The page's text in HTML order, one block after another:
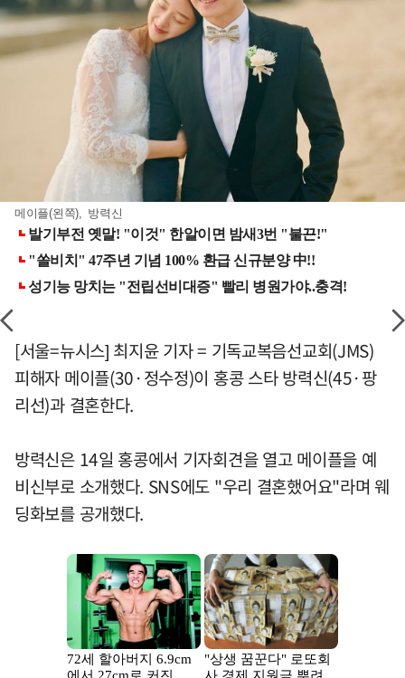
메이플(왼쪽), 방력신
[서울=뉴시스] 최지윤 기자 = 기독교복음선교회(JMS)
피해자 메이플(30·정수정)이 홍콩 스타 방력신(45·팡
리선)과 결혼한다.
방력신은 14일 홍콩에서 기자회견을 열고 메이플을 예
비신부로 소개했다. SNS에도 "우리 결혼했어요"라며 웨
딩화보를 공개했다.